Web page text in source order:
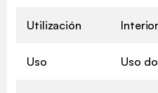
Utilización Interior
Uso Uso